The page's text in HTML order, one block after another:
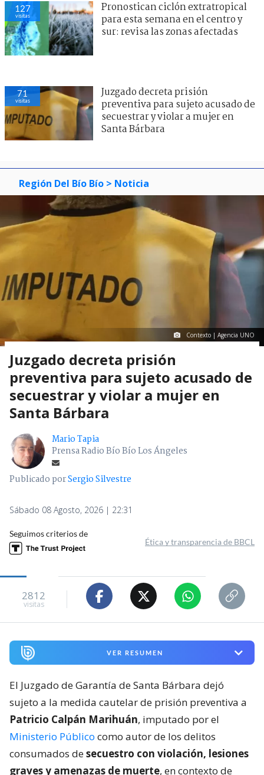
127
visitas
Pronostican ciclón extratropical
para esta semana en el centro y
sur: revisa las zonas afectadas
71
visitas
Juzgado decreta prisión
preventiva para sujeto acusado de
secuestrar y violar a mujer en
Santa Bárbara
Región Del Bío Bío > Noticia
Contexto | Agencia UNO
Juzgado decreta prisión
preventiva para sujeto acusado de
secuestrar y violar a mujer en
Santa Bárbara
Mario Tapia
Prensa Radio Bío Bío Los Ángeles
Publicado porSergio Silvestre
Sábado 08 Agosto, 2026 | 22:31
Seguimos criterios de
Ética y transparencia de BBCL
2812
visitas
VER RESUMEN
El Juzgado de Garantía de Santa Bárbara dejó
sujeto a la medida cautelar de prisión preventiva a
Patricio Calpán Marihuán, imputado por el
Ministerio Público como autor de los delitos
consumados desecuestro con violación, lesiones
graves y amenazas de muerte, en contexto de